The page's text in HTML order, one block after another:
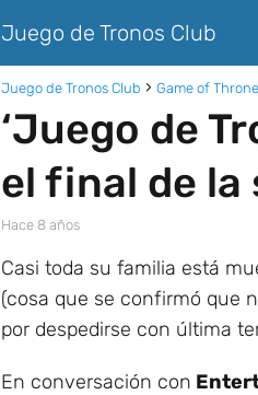
Juego de Tronos Club
Juego de Tronos Club Game of
‘Juego de
el final de la
hace 8 años
Casi toda su familia está
(cosa que se confirmó que
por despedirse con última
En conversación con